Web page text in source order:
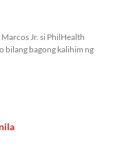
Jr. si PhilHealth
bilang bagong kalihim ng